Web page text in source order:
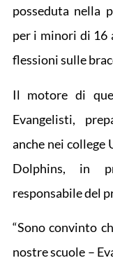
posseduta nella
per i minori di 16
flessioni sulle
Il motore di
Evangelisti,
anche nei college
Dolphins, in
responsabile del
“Sono convinto
nostre scuole –